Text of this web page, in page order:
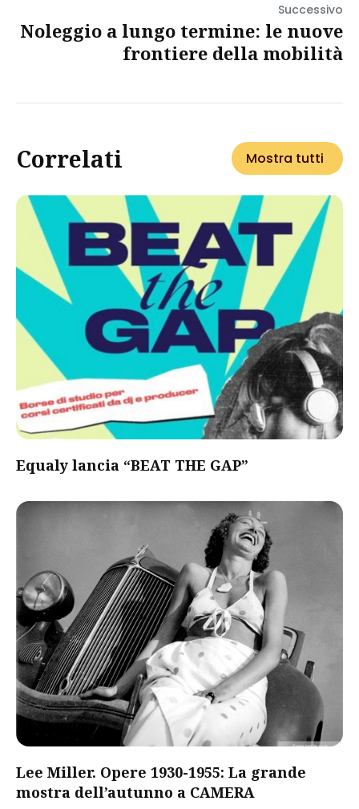
Successivo
Noleggio a lungo termine: le nuove
frontiere della mobilità
Correlati Mostra tutti
Equaly lancia “BEAT THE GAP”
Lee Miller. Opere 1930-1955: La grande
mostra dell’autunno a CAMERA